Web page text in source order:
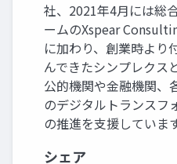
社、2021年4月には総
ームのXspear
に加わり、創業時より
んできたシンプレクス
公的機関や金融機関、
のデジタルトランスフ
の推進を支援しています
シェア